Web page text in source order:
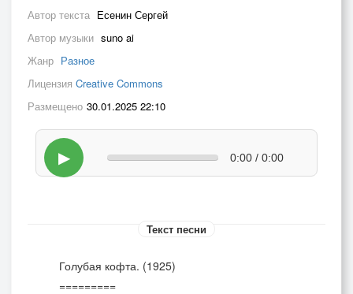
Автор текста Есенин Сергей
Автор музыки suno ai
Жанр Разное
Лицензия Creative Commons
Размещено 30.01.2025 22:10
▶ 0:00 / 0:00
Текст песни
Голубая кофта. (1925)
=========